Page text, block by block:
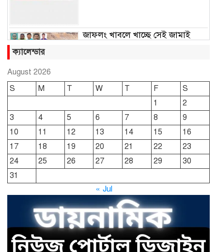
জাফলং খাবলে খাচ্ছে সেই জামাই
ছাতকে রুহুল আমীন ফাউন্ডেশনের
শীতবস্ত্র বিতরণ
দোয়ারাবাজারে নামে-বেনামে চলছে
খাসজমি দখলের প্রতিযোগিতা : নির্লিপ্ত
প্রশাসন
নিরব
ছাতকে এক স্কুল ছাত্রী পাশবিকতার
শিকার অভিযুক্ত
ক্যালেন্ডার
August 2026
S
M T W T F
S
1
2
3
4 5 6 7 8
9
10
11 12 13 14 15
16
17
18 19 20 21 22
23
24
25 26 27 28 29
30
31
« Jul